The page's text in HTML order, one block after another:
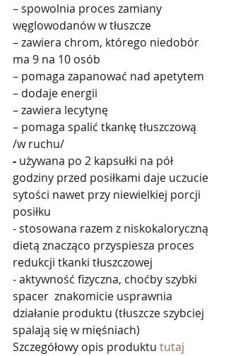
– spowolnia proces zamiany
węglowodanów w tłuszcze
– zawiera chrom, którego niedobór
ma 9 na 10 osób
– pomaga zapanować nad apetytem
– dodaje energii
– zawiera lecytynę
– pomaga spalić tkankę tłuszczową
/w ruchu/
- używana po 2 kapsułki na pół
godziny przed posiłkami daje uczucie
sytości nawet przy niewielkiej porcji
posiłku
- stosowana razem z niskokaloryczną
dietą znacząco przyspiesza proces
redukcji tkanki tłuszczowej
- aktywność fizyczna, choćby szybki
spacer  znakomicie usprawnia
działanie produktu (tłuszcze szybciej
spalają się w mięśniach)
Szczegółowy opis produktu tutaj